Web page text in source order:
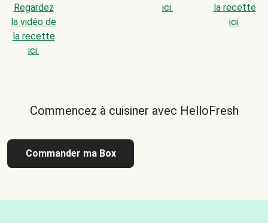
Regardez
la vidéo de
la recette
ici.
ici.
la recette
ici.
Commencez à cuisiner avec HelloFresh
Commander ma Box